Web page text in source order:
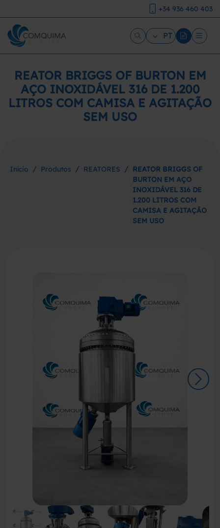
+34 936 460 403
PT
REATOR BRIGGS OF BURTON EM
AÇO INOXIDÁVEL 316 DE 1.200
LITROS COM CAMISA E AGITAÇÃO
SEM USO
Início / Produtos / REATORES / REATOR BRIGGS OF
BURTON EM AÇO
INOXIDÁVEL 316 DE
1.200 LITROS COM
CAMISA E AGITAÇÃO
SEM USO